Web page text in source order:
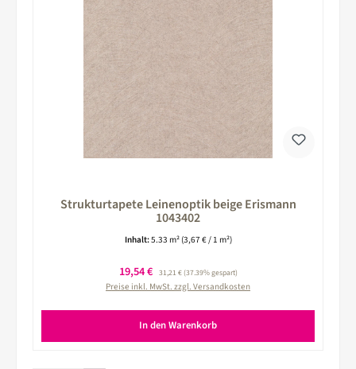
Strukturtapete Leinenoptik beige Erismann
1043402
Inhalt:5.33 m² (3,67 € / 1 m²)
Verkaufspreis:
19,54 € Regulärer Preis:
31,21 €(37.39% gespart)
Preise inkl. MwSt. zzgl. Versandkosten
In den Warenkorb